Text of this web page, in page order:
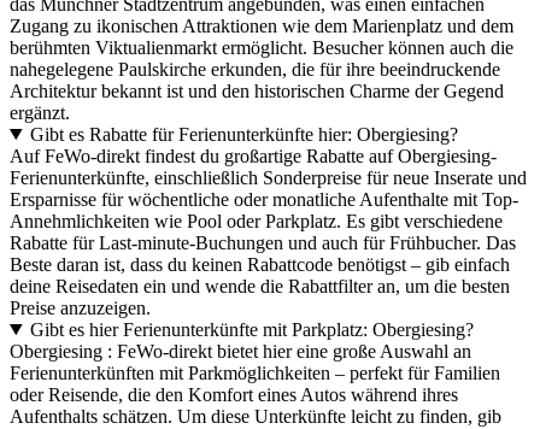
das Münchner Stadtzentrum angebunden, was einen einfachen
Zugang zu ikonischen Attraktionen wie dem Marienplatz und dem
berühmten Viktualienmarkt ermöglicht. Besucher können auch die
nahegelegene Paulskirche erkunden, die für ihre beeindruckende
Architektur bekannt ist und den historischen Charme der Gegend
ergänzt.
Gibt es Rabatte für Ferienunterkünfte hier: Obergiesing?
Auf FeWo-direkt findest du großartige Rabatte auf Obergiesing-
Ferienunterkünfte, einschließlich Sonderpreise für neue Inserate und
Ersparnisse für wöchentliche oder monatliche Aufenthalte mit Top-
Annehmlichkeiten wie Pool oder Parkplatz. Es gibt verschiedene
Rabatte für Last-minute-Buchungen und auch für Frühbucher. Das
Beste daran ist, dass du keinen Rabattcode benötigst – gib einfach
deine Reisedaten ein und wende die Rabattfilter an, um die besten
Preise anzuzeigen.
Gibt es hier Ferienunterkünfte mit Parkplatz: Obergiesing?
Obergiesing : FeWo-direkt bietet hier eine große Auswahl an
Ferienunterkünften mit Parkmöglichkeiten – perfekt für Familien
oder Reisende, die den Komfort eines Autos während ihres
Aufenthalts schätzen. Um diese Unterkünfte leicht zu finden, gib